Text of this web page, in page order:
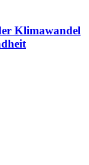
Klimawandel